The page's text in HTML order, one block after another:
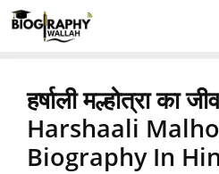
Skip
to
हर्षाली मल्होत्रा का
Harshaali
Biography In